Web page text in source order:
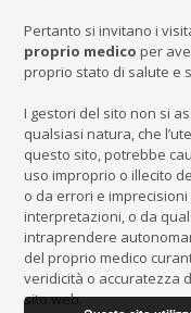
Pertanto si invitano i
proprio medico per
proprio stato di salute e
I gestori del sito non si
qualsiasi natura, che
questo sito, potrebbe
uso improprio o illecito
o da errori e
interpretazioni, o da
intraprendere
del proprio medico
veridicità o accuratezza
sito web.